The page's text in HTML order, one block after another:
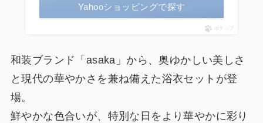
Yahooショッピングで探す
ポチップ
和装ブランド「asaka」から、奥ゆかしい美しさ
と現代の華やかさを兼ね備えた浴衣セットが登
場。
鮮やかな色合いが、特別な日をより華やかに彩り